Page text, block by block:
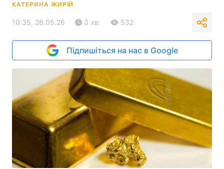
КАТЕРИНА ЖИРІЙ
10:35, 28.05.26 3 хв. 532
Підпишіться на нас в Google